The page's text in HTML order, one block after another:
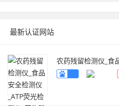
最新认证网站
农药残留检测仪_食
物残留检测仪_辰安